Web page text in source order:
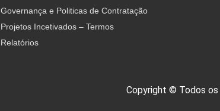
Governança e Politicas de Contratação
Projetos Incetivados – Termos
Relatórios
Copyright © Todos